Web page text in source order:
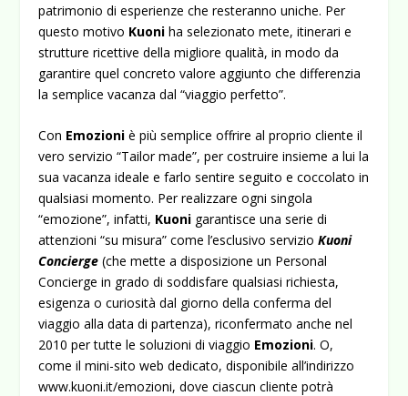
patrimonio di esperienze che resteranno uniche. Per
questo motivo Kuoniha selezionato mete, itinerari e
strutture ricettive della migliore qualità, in modo da
garantire quel concreto valore aggiunto che differenzia
la semplice vacanza dal “viaggio perfetto”.
Con Emozioni è più semplice offrire al proprio cliente il
vero servizio “Tailor made”, per costruire insieme a lui la
sua vacanza ideale e farlo sentire seguito e coccolato in
qualsiasi momento. Per realizzare ogni singola
“emozione”, infatti, Kuoni garantisce una serie di
attenzioni “su misura” come l’esclusivo servizioKuoni
Concierge (che mette a disposizione un Personal
Concierge in grado di soddisfare qualsiasi richiesta,
esigenza o curiosità dal giorno della conferma del
viaggio alla data di partenza), riconfermato anche nel
2010 per tutte le soluzioni di viaggio Emozioni. O,
come il mini-sito web dedicato, disponibile all’indirizzo
www.kuoni.it/emozioni, dove ciascun cliente potrà